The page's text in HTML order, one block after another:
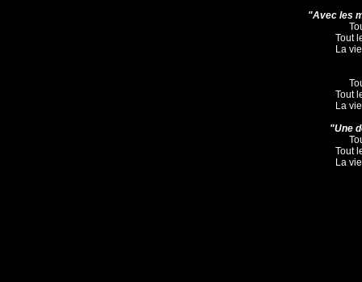
"Avec les
Tout
La
Tout
La
"Une
Tout
La